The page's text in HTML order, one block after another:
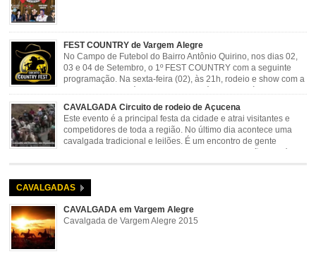
FEST COUNTRY de Vargem Alegre
No Campo de Futebol do Bairro Antônio Quirino, nos dias 02,
03 e 04 de Setembro, o 1º FEST COUNTRY com a seguinte
programação. Na sexta-feira (02), às 21h, rodeio e show com a
dupla sertaneja Cássio e Reynado; sábado (03), às 21h,
rodeio e shows com o Trio Pé de Cedro e o Trio […]
CAVALGADA Circuito de rodeio de Açucena
Este evento é a principal festa da cidade e atrai visitantes e
competidores de toda a região. No último dia acontece uma
cavalgada tradicional e leilões. É um encontro de gente
Rosa Guimarães, Açucena Data: Setembro
CAVALGADAS
CAVALGADA em Vargem Alegre
Cavalgada de Vargem Alegre 2015